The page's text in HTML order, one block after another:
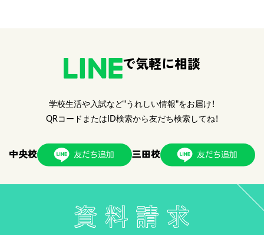
で気軽に相談
学校生活や入試など"うれしい情報"をお届け！
QRコードまたはID検索から友だち検索してね！
中央校 三田校